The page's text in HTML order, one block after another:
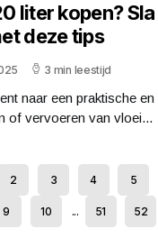
liter kopen?
deze tips
3 min leestijd
naar een praktische
of vervoeren van vloei...
2 3 4 5
9 10 ... 51 52